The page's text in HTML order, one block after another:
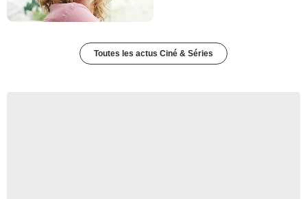
Toutes les actus Ciné & Séries